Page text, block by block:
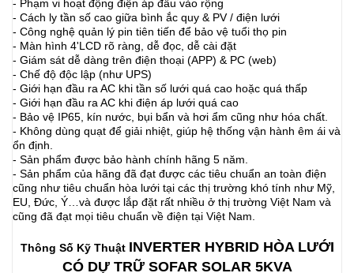
- Phạm vi hoạt động điện áp đầu vào rộng
- Cách ly tần số cao giữa bình ắc quy & PV / điện lưới
- Công nghệ quản lý pin tiên tiến để bảo vệ tuổi thọ pin
- Màn hình 4'LCD rõ ràng, dễ đọc, dễ cài đặt
- Giám sát dễ dàng trên điện thoại (APP) & PC (web)
- Chế độ độc lập (như UPS)
- Giới hạn đầu ra AC khi tần số lưới quá cao hoặc quá thấp
- Giới hạn đầu ra AC khi điện áp lưới quá cao
- Bảo vệ IP65, kín nước, bụi bẩn và hơi ẩm cũng như hóa chất.
- Không dùng quạt để giải nhiệt, giúp hệ thống vận hành êm ái và
ổn định.
- Sản phẩm được bảo hành chính hãng 5 năm.
- Sản phẩm của hãng đã đạt được các tiêu chuẩn an toàn điện
cũng như tiêu chuẩn hòa lưới tại các thị trường khó tính như Mỹ,
EU, Đức, Ý…và được lắp đặt rất nhiều ở thị trường Việt Nam và
cũng đã đạt mọi tiêu chuẩn về điện tại Việt Nam.
Thông Số Kỹ Thuật INVERTER HYBRID HÒA LƯỚI
CÓ DỰ TRỮ SOFAR SOLAR 5KVA